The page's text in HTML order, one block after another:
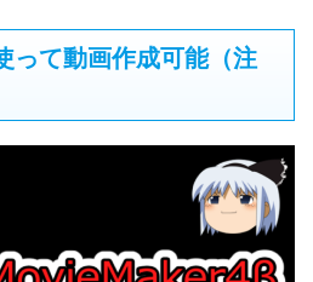
って動画作成可能（注